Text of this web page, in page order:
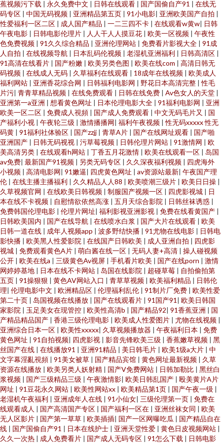
蕉视频污下载 | 永久免费中文 | 日韩在线观看 | 国产国偷自产91 | 在线无
码专区 | 中国无码视频 | 亚洲精品第五页 | 91小电影| 亚洲欧美国产自拍 |
性爱福利一区二区 | 成人国产精品 | 一二三四不卡 | 在线观看w黄w| 日韩
午夜电影 | 日韩电影伦理片 | 人人干人人摸豆花 | 欧美一区视频 | 午夜性
色免费视频 | 91久久综合精品 | 亚洲伦理网站 | 免费看片影视大全 | 91成
人自拍 | 在线视频导航 | 日本乱码伦视频 | 老湿机亚洲福利 | 日韩高清区 |
91高清在线看片 | 国产粉嫩 | 欧美另类色图 | 欧美在线com | 高清日韩无
码视频 | 在线成人无码 | 久草福利在线观看 | 18成年在线视频 | 欧美成人
福利网站 | 亚洲香花综合网 | 日韩福利电影网 | 野花日本高清完整 |性毛
片污| 青青草精品视频 | 在线免费观看 | 日韩在线免费 | Av色女人的天堂 |
亚洲第一a亚洲 | 想看黄色网址 | 日本伦理电影大全 | 91福利电影网 | 亚洲
欧美一区二区 | 免費成人視頻 | 国产成人免费观看 | 中文无码毛片又 | 国
产福利小视 | 午夜轮三级 | 激情播播网| 福利午夜视频 |性无码xxxxx 性无
码黄 | 91福利社体验区 | 国产zzjj | 青草A片 | 国产在线网址观看 | 国产啪
亚洲国产 | 日韩无码视视 | 污草莓视频 | 日韩伦理片网站 | 91激情网 | 欧
美高清另类 | 在线观看h网站 | 丁香五月花激情 | 欧美在线观看一区 | 岛国
av免费| 最新国产91视频 | 另类无码专区 | 久久深夜福利视频 | 四虎海外
小视频 | 高清电影网| 91嫩逼| 四虎黄色网址 | av资源站最新| 午夜国产理
伦 | 在线主播主播福利 | 久久精品人人88 | 欧美喷潮三级片 | 欧美日日操 |
久草视频官网 | 在线欧美日韩视频 | 制服国产视频一区 | 四虎影视城 | 日
本在线不卡视频 | 自慰情欲依然高涨 | 五月天综合影院 | 日韩丝袜诱惑 |
免费韩国伦理电影 | 伦理片网址| 福利影视亚洲影视 | 免费在线看黄国产 |
日韩欧美国内 | 国产在线导航 | 在线喷水白浆 | 国产大片在线观看 | 欧美
日韩一道在线 | 成年人视频app | 波多野结快播 | 91尤物在线电影 | 日韩电
影快播 | 欧美黑人性爱影院 | 在线国产日韩欧美 | 成人亚洲自拍 | 四虎影
视城 | 免费观看黄色A片 | 萌白酱在线一区 | 无码人妻+高清 | 操人碰视频
公开 | 欧美在线a | 三级黄色Av视屏 | 手机看片欧美 | 国产在线porn | 激情
网婷婷基地 | 日本在线不卡网站 | 岛国在线影院 | 超碰草莓 | 自拍偷拍第
五页 | 91操狠狠 | 黄色AV网站入口 | 青草草视频 | 欧美福利精品 | 日韩伦
理| 伦理电影中文 | 欧洲精品区 | 伦理福利乱伦 | 91制片厂免费 | 欧美性爱
第二十页 | 岛国视频在线播放 | 国产在线观看片 | 91国产91 | 欧美日韩国
家影院 | 玉足美女在现管控 | 欧美性高清b | 国产精品92| 91香蕉亚洲 | 国
产精品精品国产 | 香港三级伦理电影 | 欧美成人性爱图片 | 尤物在线视频 |
亚洲综合日本一区 | 欧美性xxxxx| 久草视频播放器 | 午夜福利日本 | 免费
黄色网址 | 91自拍视频| 四虎影视 | 影音先锋欧美三级 | 香蕉嫩草视频 | 黑
丝国产在线 | 在线播放91 | 亚洲91精品 | 美日韩毛片 | 欧美1级a大片 | 中
文字幕淫亂視頻 | 91美女被草 | 国产精品宾馆 | 黄色网址最新视频 | 久草
资源在线播放 | 欧美另类人妖射精 | 国产V免费网站 | 日韩加勒比 | 黑丝白
浆视频 | 国产三级精品三级 | 午夜激情影| 欧美日韩乱国产 | 殴美黄片A片
网址 | 91豆花永久网站 | 欧美性网站xx | 欧美精品第1页 | 国产午夜一级 |
老湿机午夜福利 | 亚洲成年人在线 | 91小仙女| 三级伦理第一页 | 免费在
线观看成人 | 国产高清国产专区 | 国产福利一区在 | 亚洲丝袜女同 | 欧美
无人区影片 | 国产第一草草 | 欧美插插| 国产一区网曝吃瓜 | 国产精品自在
线 | 国产国偷自产91 | 日本在线护士 | 亚洲天堂性爱 | 黄色日皮视频网站 |
久久一次热 | 成人免费看片 | 国产成人无码专区 | 91怎么下载 | 日韩电影